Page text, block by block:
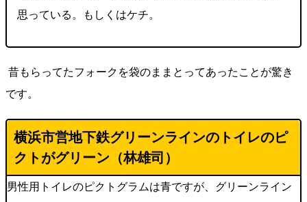
思っている。もしくはケチ。
昔もらってたフォークを袋のままとってあったことが驚き
です。
横浜市営地下鉄グリーンラインのトイレのピ
クトがグリーン（林雄司）
男性用トイレのピクトグラムは青ですが、グリーンライン